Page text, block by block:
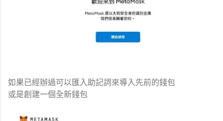
如果已經辦過可以匯入助記詞來導入先前的錢包
或是創建一個全新錢包